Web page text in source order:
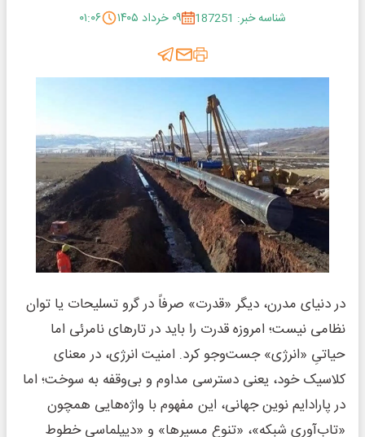
شناسه خبر: 187251
۰۹ خرداد ۱۴۰۵ ۰۱:۰۶
در دنیای مدرن، دیگر «قدرت» صرفاً در گرو تسلیحات یا توان
نظامی نیست؛ امروزه قدرت را باید در تارهای نامرئی اما
حیاتیِ «انرژی» جست‌وجو کرد. امنیت انرژی، در معنای
کلاسیک خود، یعنی دسترسی مداوم و بی‌وقفه به سوخت؛ اما
در پارادایم نوین جهانی، این مفهوم با واژه‌هایی همچون
«تاب‌آوری شبکه»، «تنوع مسیرها» و «دیپلماسیِ خطوط